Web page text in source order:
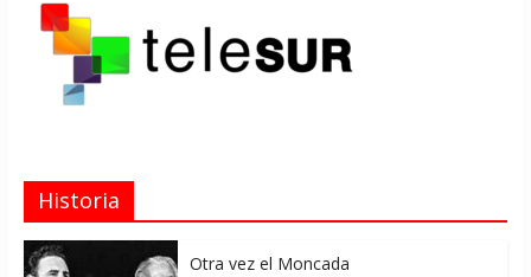
Historia
Otra vez el Moncada